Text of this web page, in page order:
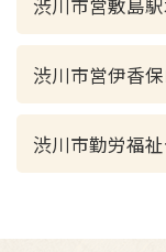
渋川市営敷島
渋川市営伊香
渋川市勤労福